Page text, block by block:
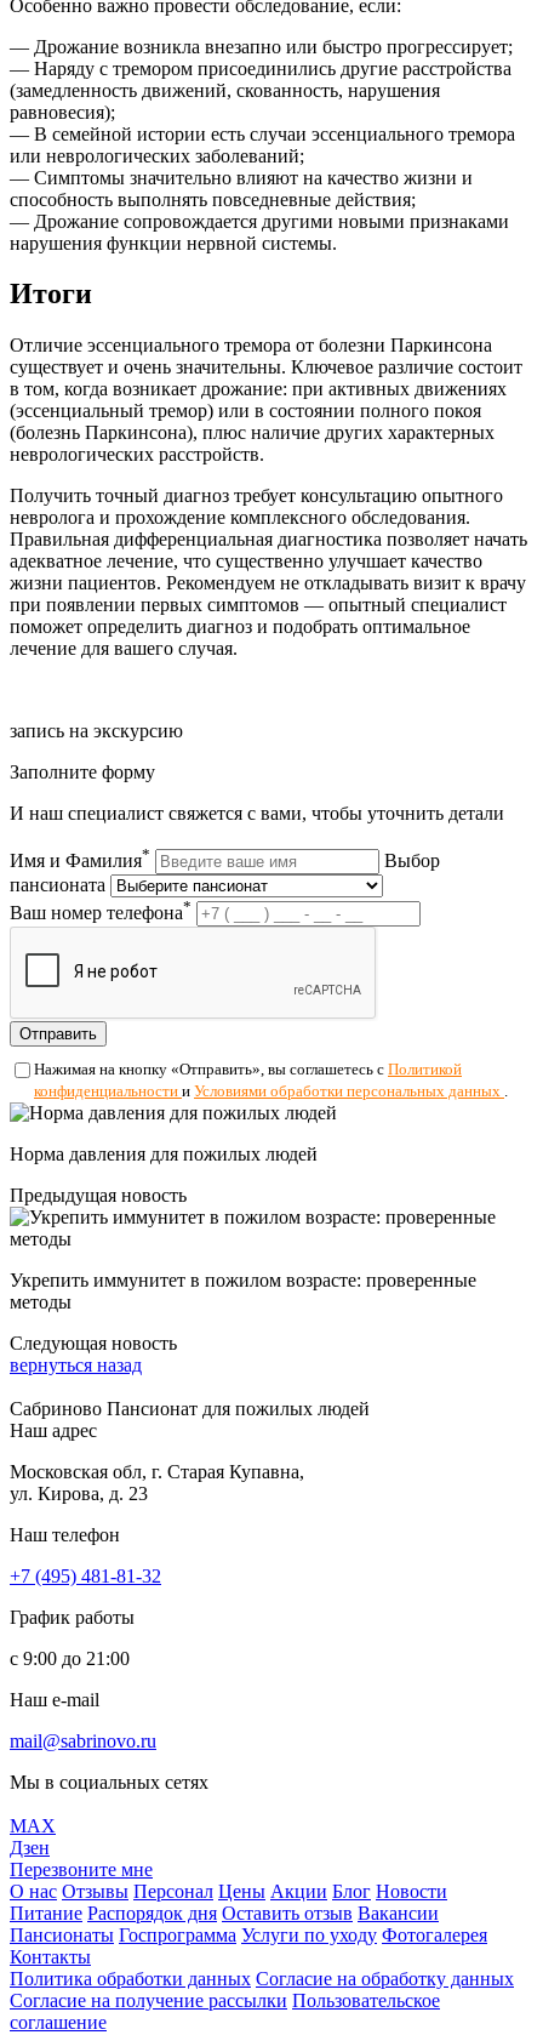
Особенно важно провести обследование, если:
— Дрожание возникла внезапно или быстро прогрессирует;
— Наряду с тремором присоединились другие расстройства
(замедленность движений, скованность, нарушения
равновесия);
— В семейной истории есть случаи эссенциального тремора
или неврологических заболеваний;
— Симптомы значительно влияют на качество жизни и
способность выполнять повседневные действия;
— Дрожание сопровождается другими новыми признаками
нарушения функции нервной системы.
Итоги
Отличие эссенциального тремора от болезни Паркинсона
существует и очень значительны. Ключевое различие состоит
в том, когда возникает дрожание: при активных движениях
(эссенциальный тремор) или в состоянии полного покоя
(болезнь Паркинсона), плюс наличие других характерных
неврологических расстройств.
Получить точный диагноз требует консультацию опытного
невролога и прохождение комплексного обследования.
Правильная дифференциальная диагностика позволяет начать
адекватное лечение, что существенно улучшает качество
жизни пациентов. Рекомендуем не откладывать визит к врачу
при появлении первых симптомов — опытный специалист
поможет определить диагноз и подобрать оптимальное
лечение для вашего случая.
запись на экскурсию
Заполните форму
И наш специалист свяжется с вами, чтобы уточнить детали
Имя и Фамилия*
Выбор
пансионата
Ваш номер телефона*
Отправить
Нажимая на кнопку «Отправить», вы соглашетесь с Политикой
конфиденциальности и Условиями обработки персональных данных .
Норма давления для пожилых людей
Предыдущая новость
Укрепить иммунитет в пожилом возрасте: проверенные
методы
Следующая новость
вернуться назад
Сабриново Пансионат для пожилых людей
Наш адрес
Московская обл, г. Старая Купавна,
ул. Кирова, д. 23
Наш телефон
+7 (495) 481-81-32
График работы
с 9:00 до 21:00
Наш e-mail
mail@sabrinovo.ru
Мы в социальных сетях
MAX
Дзен
Перезвоните мне
О нас Отзывы Персонал Цены Акции Блог Новости
Питание Распорядок дня Оставить отзыв Вакансии
Пансионаты Госпрограмма Услуги по уходу Фотогалерея
Контакты
Политика обработки данных Согласие на обработку данных
Согласие на получение рассылки Пользовательское
соглашение